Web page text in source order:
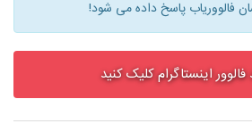
فالووریاب پاسخ داده می شود!
اینستاگرام کلیک کنید